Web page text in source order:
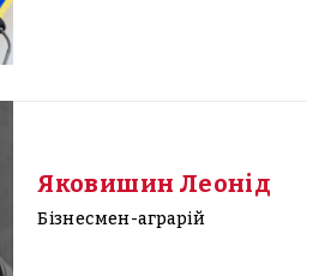
Яковишин Леонід
Бізнесмен-аграрій